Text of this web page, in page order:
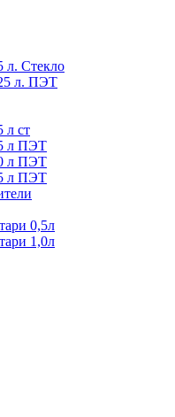
л. Стекло
л. ПЭТ
л ст
л ПЭТ
л ПЭТ
л ПЭТ
0,5л
1,0л